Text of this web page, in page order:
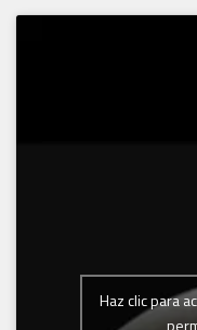
Haz clic para